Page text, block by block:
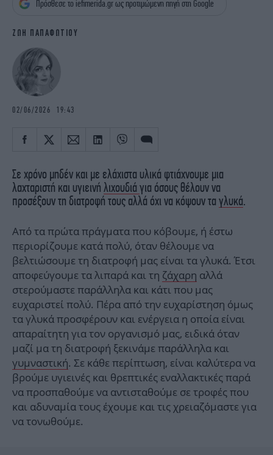
iBOOKS
ΖΩΔΙΑ
NEWSLETTER
Πρόσθεσε το iefimerida.gr ως προτιμώμενη πηγή στη Google
ΖΩΗ ΠΑΠΑΦΩΤΙΟΥ
02/06/2026 19:43
Σε χρόνο μηδέν και με ελάχιστα υλικά φτιάχνουμε μια
λαχταριστή και υγιεινή λιχουδιά για όσους θέλουν να
προσέξουν τη διατροφή τους αλλά όχι να κόψουν τα γλυκά.
Από τα πρώτα πράγματα που κόβουμε, ή έστω
περιορίζουμε κατά πολύ, όταν θέλουμε να
βελτιώσουμε τη διατροφή μας είναι τα γλυκά. Έτσι
αποφεύγουμε τα λιπαρά και τη ζάχαρη αλλά
στερούμαστε παράλληλα και κάτι που μας
ευχαριστεί πολύ. Πέρα από την ευχαρίστηση όμως
τα γλυκά προσφέρουν και ενέργεια η οποία είναι
απαραίτητη για τον οργανισμό μας, ειδικά όταν
μαζί μα τη διατροφή ξεκινάμε παράλληλα και
γυμναστική. Σε κάθε περίπτωση, είναι καλύτερα να
βρούμε υγιεινές και θρεπτικές εναλλακτικές παρά
να προσπαθούμε να αντισταθούμε σε τροφές που
και αδυναμία τους έχουμε και τις χρειαζόμαστε για
να τονωθούμε.